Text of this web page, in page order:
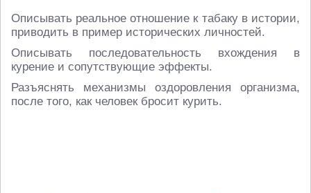
Описывать реальное отношение к табаку в истории,
приводить в пример исторических личностей.
Описывать последовательность вхождения в
курение и сопутствующие эффекты.
Разъяснять механизмы оздоровления организма,
после того, как человек бросит курить.